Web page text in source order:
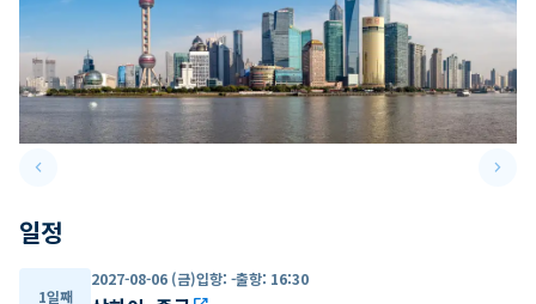
keyboard_arrow_leftPrevious slide keyboard_arrow_right
일정
1일째
2027-08-06 (금)입항: -출항: 16:30